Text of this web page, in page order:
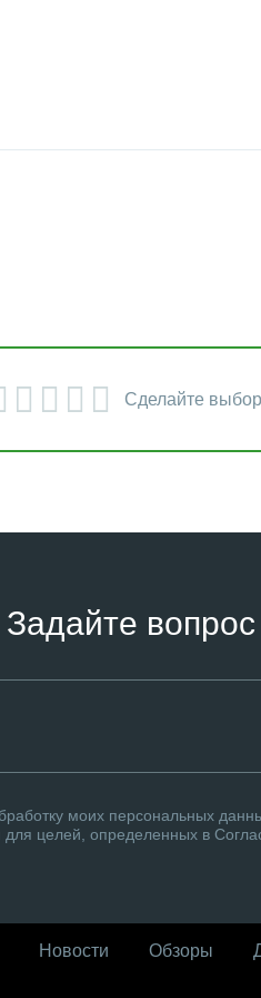
Сделайте
моих персональных
целей, определенных в
Новости Обзоры